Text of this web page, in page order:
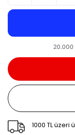
1000 TL üzeri